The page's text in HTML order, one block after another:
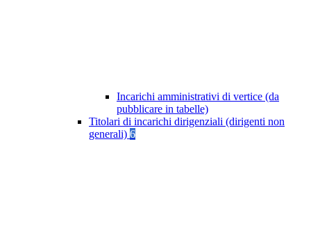
Incarichi amministrativi di vertice (da
pubblicare in tabelle)
Titolari di incarichi dirigenziali (dirigenti non
generali) 6